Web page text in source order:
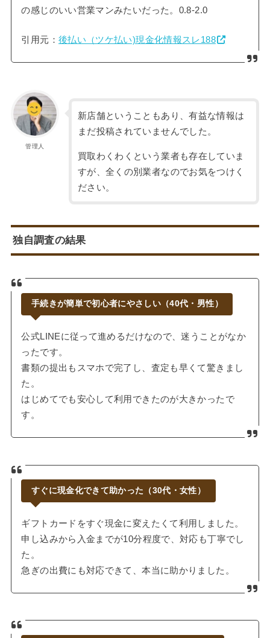
の感じのいい営業マンみたいだった。0.8-2.0
引用元： 後払い（ツケ払い)現金化情報スレ188
管理人
新店舗ということもあり、有益な情報は
まだ投稿されていませんでした。
買取わくわくという業者も存在していま
すが、全くの別業者なのでお気をつけく
ださい。
独自調査の結果
手続きが簡単で初心者にやさしい（40代・男性）
公式LINEに従って進めるだけなので、迷うことがなか
ったです。
書類の提出もスマホで完了し、査定も早くて驚きまし
た。
はじめてでも安心して利用できたのが大きかったで
す。
すぐに現金化できて助かった（30代・女性）
ギフトカードをすぐ現金に変えたくて利用しました。
申し込みから入金までが10分程度で、対応も丁寧でし
た。
急ぎの出費にも対応できて、本当に助かりました。